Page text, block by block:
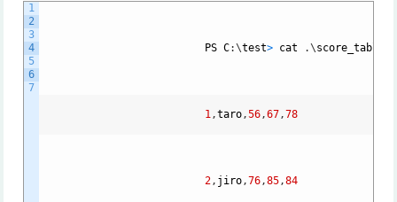
1
2
3
4
5
6
7
PS C:\test> cat .\score_table2
1 ,taro ,56 ,67 ,78
2 , jiro ,76 ,85 ,84